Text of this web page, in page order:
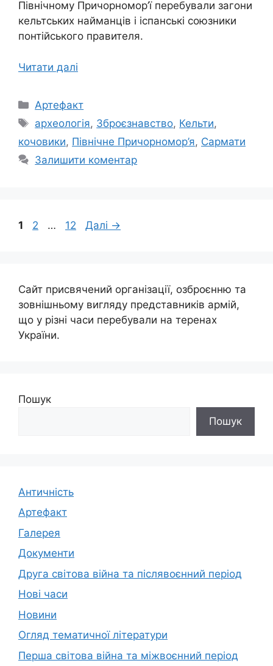
Північному Причорномор’ї перебували загони
кельтських найманців і іспанські союзники
понтійського правителя.
Читати далі
Категорії
Артефакт
Позначки
археологія, Зброєзнавство, Кельти,
кочовики, Північне Причорномор’я, Сармати
Залишити коментар
Сторінка
1 Сторінка
2 … Сторінка
12 Далі →
Сайт присвячений організації, озброєнню та
зовнішньому вигляду представників армій,
що у різні часи перебували на теренах
України.
Пошук
Пошук
Античність
Артефакт
Галерея
Документи
Друга світова війна та післявоєнний період
Нові часи
Новини
Огляд тематичної літератури
Перша світова війна та міжвоєнний період